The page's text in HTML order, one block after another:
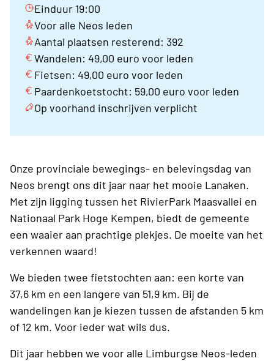
Einduur 19:00
Voor alle Neos leden
Aantal plaatsen resterend: 392
Wandelen: 49,00 euro voor leden
Fietsen: 49,00 euro voor leden
Paardenkoetstocht: 59,00 euro voor leden
Op voorhand inschrijven verplicht
Onze provinciale bewegings- en belevingsdag van
Neos brengt ons dit jaar naar het mooie Lanaken.
Met zijn ligging tussen het RivierPark Maasvallei en
Nationaal Park Hoge Kempen, biedt de gemeente
een waaier aan prachtige plekjes. De moeite van het
verkennen waard!
We bieden twee fietstochten aan: een korte van
37,6 km en een langere van 51,9 km. Bij de
wandelingen kan je kiezen tussen de afstanden 5 km
of 12 km. Voor ieder wat wils dus.
Dit jaar hebben we voor alle Limburgse Neos-leden